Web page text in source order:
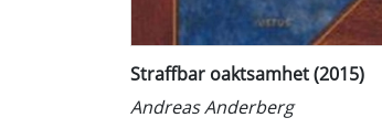
Straffbar oaktsamhet (2015)
Andreas Anderberg